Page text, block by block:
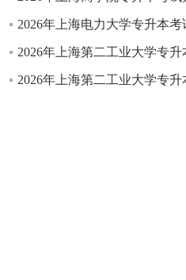
2026年上海电力大学专升本考
2026年上海第二工业大学专
2026年上海第二工业大学专